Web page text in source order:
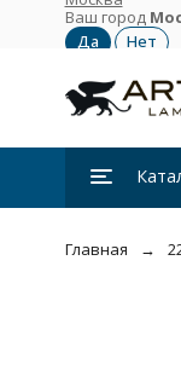
Ваш город
Главная